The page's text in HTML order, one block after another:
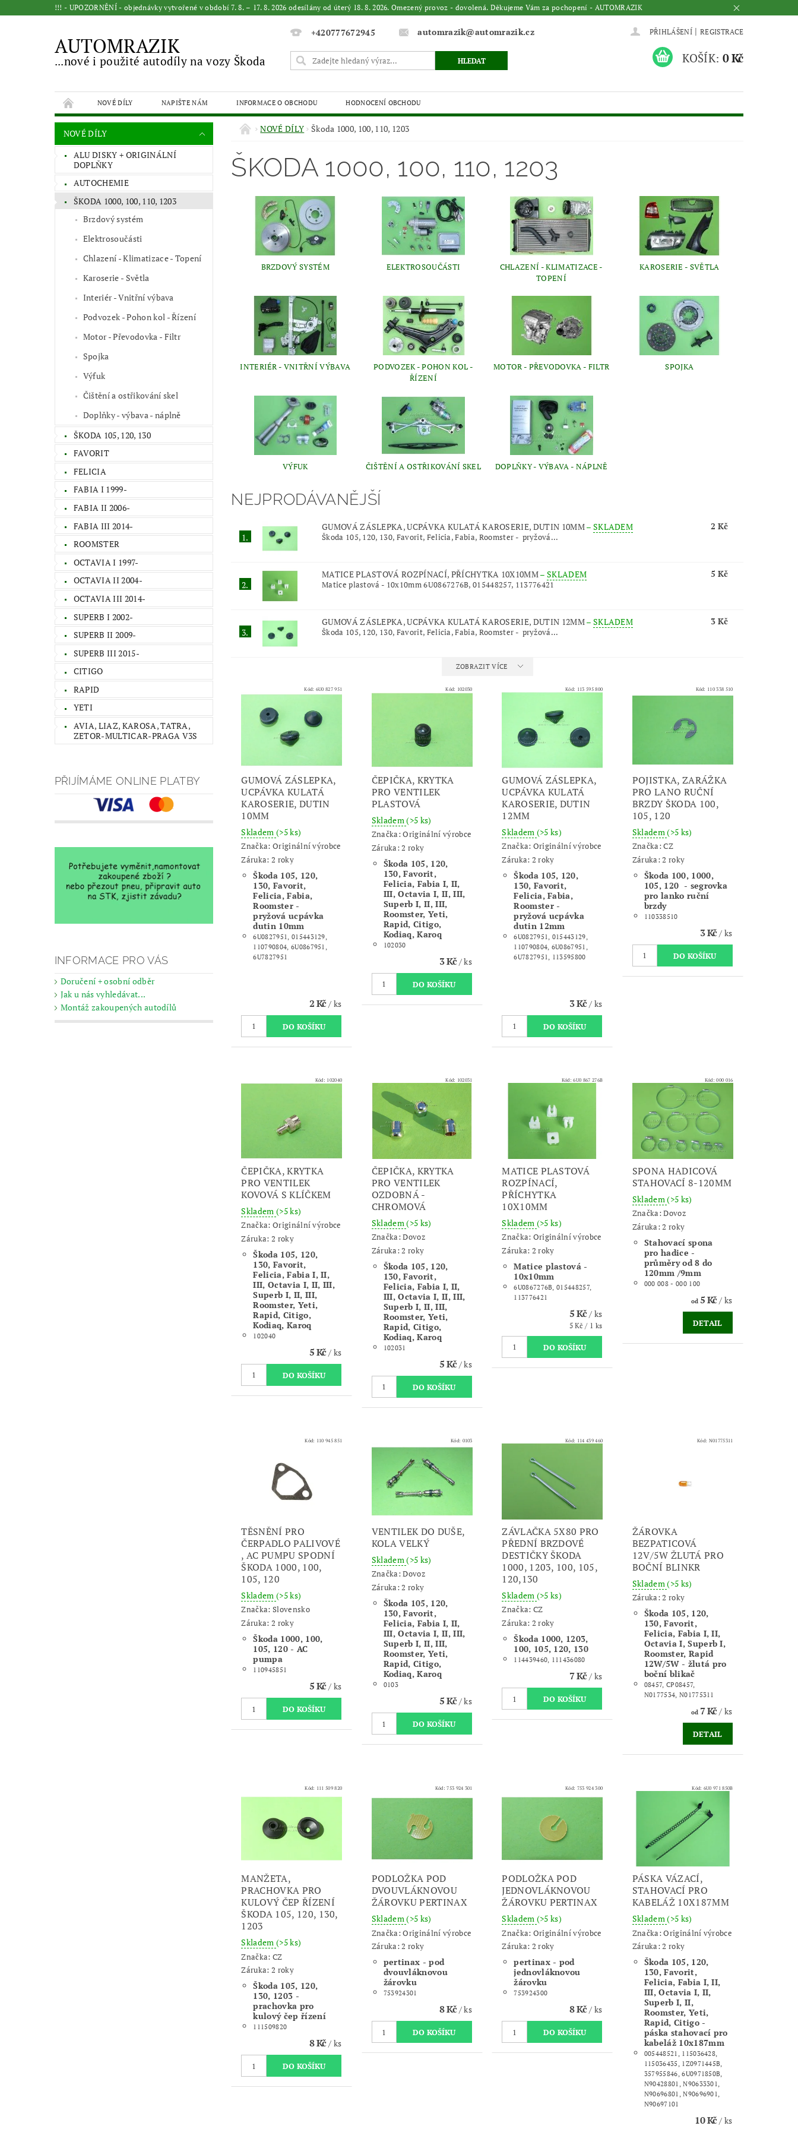
!!! - UPOZORNĚNÍ - objednávky vytvořené v období 7. 8. – 17. 8. 2026 odesílány od úterý 18. 8. 2026. Omezený provoz - dovolená. Děkujeme Vám za pochopení - AUTOMRAZIK
AUTOMRAZIK
...nové i použité autodíly na vozy Škoda
+420777672945 automrazik@automrazik.cz PŘIHLÁŠENÍ | REGISTRACE
KOŠÍK: 0 Kč
NOVÉ DÍLY NAPIŠTE NÁM INFORMACE O OBCHODU HODNOCENÍ OBCHODU
NOVÉ DÍLY
ALU DISKY + ORIGINÁLNÍ
DOPLŇKY
AUTOCHEMIE
ŠKODA 1000, 100, 110, 1203
Brzdový systém
Elektrosoučásti
Chlazení - Klimatizace - Topení
Karoserie - Světla
Interiér - Vnitřní výbava
Podvozek - Pohon kol - Řízení
Motor - Převodovka - Filtr
Spojka
Výfuk
Čištění a ostřikování skel
Doplňky - výbava - náplně
ŠKODA 105, 120, 130
FAVORIT
FELICIA
FABIA I 1999-
FABIA II 2006-
FABIA III 2014-
ROOMSTER
OCTAVIA I 1997-
OCTAVIA II 2004-
OCTAVIA III 2014-
SUPERB I 2002-
SUPERB II 2009-
SUPERB III 2015-
CITIGO
RAPID
YETI
AVIA, LIAZ, KAROSA, TATRA,
ZETOR-MULTICAR-PRAGA V3S
PŘIJÍMÁME ONLINE PLATBY
INFORMACE PRO VÁS
Doručení + osobní odběr
Jak u nás vyhledávat...
Montáž zakoupených autodílů
NOVÉ DÍLY Škoda 1000, 100, 110, 1203
ŠKODA 1000, 100, 110, 1203
BRZDOVÝ SYSTÉM ELEKTROSOUČÁSTI
CHLAZENÍ - KLIMATIZACE -
TOPENÍ
KAROSERIE - SVĚTLA
INTERIÉR - VNITŘNÍ VÝBAVA
PODVOZEK - POHON KOL -
ŘÍZENÍ
MOTOR - PŘEVODOVKA - FILTR SPOJKA
VÝFUK ČIŠTĚNÍ A OSTŘIKOVÁNÍ SKEL DOPLŇKY - VÝBAVA - NÁPLNĚ
NEJPRODÁVANĚJŠÍ
1.
GUMOVÁ ZÁSLEPKA, UCPÁVKA KULATÁ KAROSERIE, DUTIN 10MM– SKLADEM
Škoda 105, 120, 130, Favorit, Felicia, Fabia, Roomster - pryžová...
2 Kč
2.
MATICE PLASTOVÁ ROZPÍNACÍ, PŘÍCHYTKA 10X10MM– SKLADEM
Matice plastová - 10x10mm 6U0867276B, 015448257, 113776421
5 Kč
3.
GUMOVÁ ZÁSLEPKA, UCPÁVKA KULATÁ KAROSERIE, DUTIN 12MM– SKLADEM
Škoda 105, 120, 130, Favorit, Felicia, Fabia, Roomster - pryžová...
3 Kč
ZOBRAZIT VÍCE
Kód: 6U0 827 951
GUMOVÁ ZÁSLEPKA,
UCPÁVKA KULATÁ
KAROSERIE, DUTIN
10MM
Skladem (>5 ks)
Značka: Originální výrobce
Záruka: 2 roky
Škoda 105, 120,
130, Favorit,
Felicia, Fabia,
Roomster -
pryžová ucpávka
dutin 10mm
6U0827951, 015443129,
110790804, 6U0867951,
6U7827951
2 Kč/ ks
Kód: 102030
ČEPIČKA, KRYTKA
PRO VENTILEK
PLASTOVÁ
Skladem(>5 ks)
Značka:Originální výrobce
Záruka: 2 roky
Škoda 105, 120,
130, Favorit,
Felicia, Fabia I, II,
III, Octavia I, II, III,
Superb I, II, III,
Roomster, Yeti,
Rapid, Citigo,
Kodiaq, Karoq
102030
3 Kč/ ks
Kód: 113 595 800
GUMOVÁ ZÁSLEPKA,
UCPÁVKA KULATÁ
KAROSERIE, DUTIN
12MM
Skladem (>5 ks)
Značka: Originální výrobce
Záruka: 2 roky
Škoda 105, 120,
130, Favorit,
Felicia, Fabia,
Roomster -
pryžová ucpávka
dutin 12mm
6U0827951, 015443129,
110790804, 6U0867951,
6U7827951, 113595800
3 Kč/ ks
Kód: 110 338 510
POJISTKA, ZARÁŽKA
PRO LANO RUČNÍ
BRZDY ŠKODA 100,
105, 120
Skladem(>5 ks)
Značka:CZ
Záruka: 2 roky
Škoda 100, 1000,
105, 120 - segrovka
pro lanko ruční
brzdy
110338510
3 Kč/ ks
Kód: 102040
ČEPIČKA, KRYTKA
PRO VENTILEK
KOVOVÁ S KLÍČKEM
Skladem (>5 ks)
Značka: Originální výrobce
Záruka: 2 roky
Škoda 105, 120,
130, Favorit,
Felicia, Fabia I, II,
III, Octavia I, II, III,
Superb I, II, III,
Roomster, Yeti,
Rapid, Citigo,
Kodiaq, Karoq
102040
5 Kč/ ks
Kód: 102031
ČEPIČKA, KRYTKA
PRO VENTILEK
OZDOBNÁ -
CHROMOVÁ
Skladem(>5 ks)
Značka:Dovoz
Záruka: 2 roky
Škoda 105, 120,
130, Favorit,
Felicia, Fabia I, II,
III, Octavia I, II, III,
Superb I, II, III,
Roomster, Yeti,
Rapid, Citigo,
Kodiaq, Karoq
102031
5 Kč/ ks
Kód:6U0 867 276B
MATICE PLASTOVÁ
ROZPÍNACÍ,
PŘÍCHYTKA
10X10MM
Skladem (>5 ks)
Značka: Originální výrobce
Záruka: 2 roky
Matice plastová -
10x10mm
6U0867276B, 015448257,
113776421
5 Kč/ ks
5 Kč / 1 ks
Kód:000 016
SPONA HADICOVÁ
STAHOVACÍ 8-120MM
Skladem(>5 ks)
Značka:Dovoz
Záruka: 2 roky
Stahovací spona
pro hadice -
průměry od 8 do
120mm /9mm
000 008 - 000 100
od5 Kč/ ks
DETAIL
Kód: 110 945 851
TĚSNĚNÍ PRO
ČERPADLO PALIVOVÉ
, AC PUMPU SPODNÍ
ŠKODA 1000, 100,
105, 120
Skladem (>5 ks)
Značka: Slovensko
Záruka: 2 roky
Škoda 1000, 100,
105, 120 - AC
pumpa
110945851
5 Kč/ ks
Kód: 0103
VENTILEK DO DUŠE,
KOLA VELKÝ
Skladem(>5 ks)
Značka:Dovoz
Záruka: 2 roky
Škoda 105, 120,
130, Favorit,
Felicia, Fabia I, II,
III, Octavia I, II, III,
Superb I, II, III,
Roomster, Yeti,
Rapid, Citigo,
Kodiaq, Karoq
0103
5 Kč/ ks
Kód: 114 439 460
ZÁVLAČKA 5X80 PRO
PŘEDNÍ BRZDOVÉ
DESTIČKY ŠKODA
1000, 1203, 100, 105,
120,130
Skladem (>5 ks)
Značka: CZ
Záruka: 2 roky
Škoda 1000, 1203,
100, 105, 120, 130
114439460, 111436080
7 Kč/ ks
Kód: N01775311
ŽÁROVKA
BEZPATICOVÁ
12V/5W ŽLUTÁ PRO
BOČNÍ BLINKR
Skladem(>5 ks)
Záruka: 2 roky
Škoda 105, 120,
130, Favorit,
Felicia, Fabia I, II,
Octavia I, Superb I,
Roomster, Rapid
12W/5W - žlutá pro
boční blikač
08457, CP08457,
N0177534, N01775311
od7 Kč/ ks
DETAIL
Kód: 111 509 820
MANŽETA,
PRACHOVKA PRO
KULOVÝ ČEP ŘÍZENÍ
ŠKODA 105, 120, 130,
1203
Skladem (>5 ks)
Značka: CZ
Záruka: 2 roky
Škoda 105, 120,
130, 1203 -
prachovka pro
kulový čep řízení
111509820
8 Kč/ ks
Kód:753 924 301
PODLOŽKA POD
DVOUVLÁKNOVOU
ŽÁROVKU PERTINAX
Skladem(>5 ks)
Značka:Originální výrobce
Záruka: 2 roky
pertinax - pod
dvouvláknovou
žárovku
753924301
8 Kč/ ks
Kód: 753 924 300
PODLOŽKA POD
JEDNOVLÁKNOVOU
ŽÁROVKU PERTINAX
Skladem (>5 ks)
Značka: Originální výrobce
Záruka: 2 roky
pertinax - pod
jednovláknovou
žárovku
753924300
8 Kč/ ks
Kód: 6U0 971 850B
PÁSKA VÁZACÍ,
STAHOVACÍ PRO
KABELÁŽ 10X187MM
Skladem(>5 ks)
Značka:Originální výrobce
Záruka: 2 roky
Škoda 105, 120,
130, Favorit,
Felicia, Fabia I, II,
III, Octavia I, II,
Superb I, II,
Roomster, Yeti,
Rapid, Citigo -
páska stahovací pro
kabeláž 10x187mm
005448521, 115036428,
115036435, 1Z0971445B,
357955846, 6U0971850B,
N90428801, N90633301,
N90696801, N90696901,
N90697101
10 Kč/ ks